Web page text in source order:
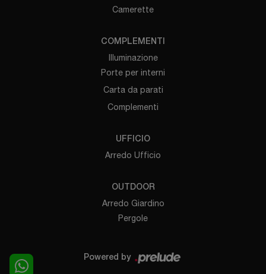
Camerette
COMPLEMENTI
Illuminazione
Porte per interni
Carta da parati
Complementi
UFFICIO
Arredo Ufficio
OUTDOOR
Arredo Giardino
Pergole
Powered by